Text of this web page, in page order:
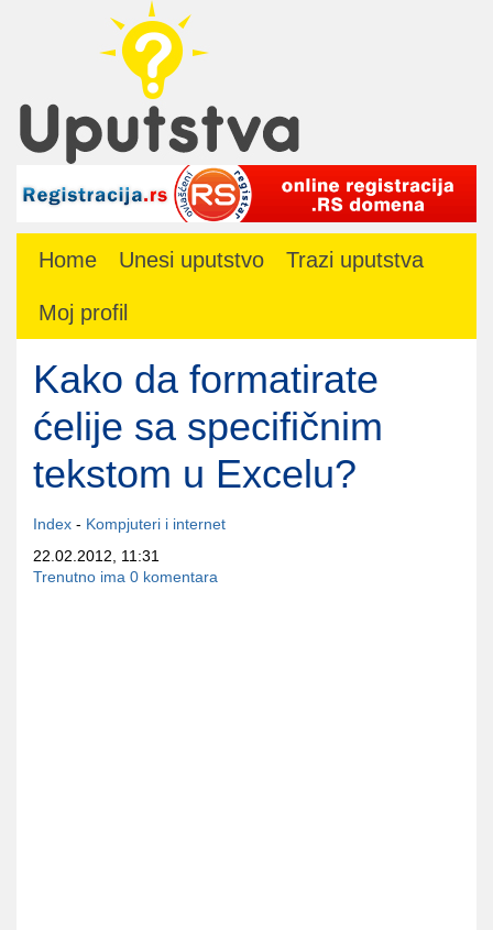
Home Unesi uputstvo Trazi uputstva
Moj profil
Kako da formatirate
ćelije sa specifičnim
tekstom u Excelu?
Index - Kompjuteri i internet
22.02.2012, 11:31
Trenutno ima 0 komentara